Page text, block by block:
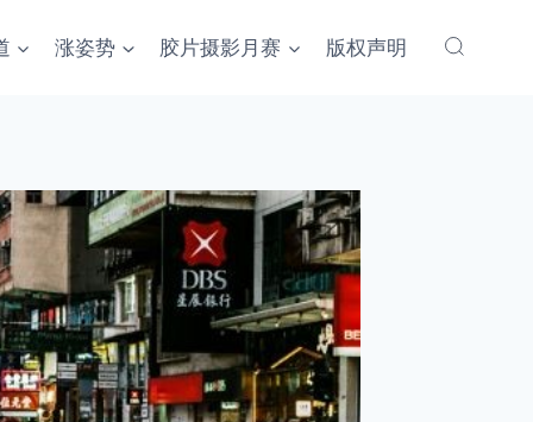
涨姿势 胶片摄影月赛 版权声明